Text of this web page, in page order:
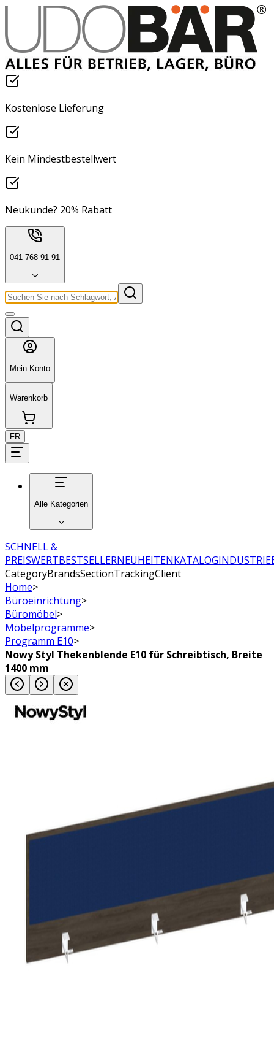
Kostenlose Lieferung
Kein Mindestbestellwert
Neukunde? 20% Rabatt
041 768 91 91
Mein Konto
Warenkorb
FR
Alle Kategorien
SCHNELL &
PREISWERTBESTSELLERNEUHEITENKATALOG
CategoryBrandsSectionTrackingClient
Home>
Büroeinrichtung>
Büromöbel>
Möbelprogramme>
Programm E10>
Nowy Styl Thekenblende E10 für Schreibtisch, Breite
1400 mm